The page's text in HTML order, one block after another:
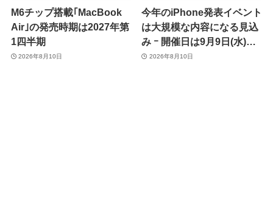
M6チップ搭載｢MacBook
Air｣の発売時期は2027年第
1四半期
2026年8月10日
今年のiPhone発表イベント
は大規模な内容になる見込
み ｰ 開催日は9月9日(水)、
予約受付開始日は9月12日
2026年8月10日